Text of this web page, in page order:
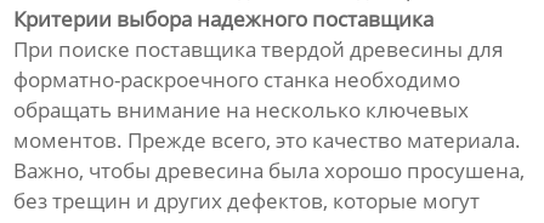
Критерии выбора надежного поставщика
При поиске поставщика твердой древесины для
форматно-раскроечного станка необходимо
обращать внимание на несколько ключевых
моментов. Прежде всего, это качество материала.
Важно, чтобы древесина была хорошо просушена,
без трещин и других дефектов, которые могут